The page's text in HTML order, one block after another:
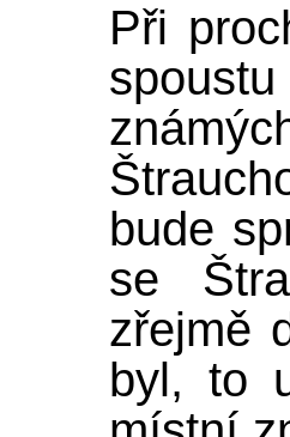
Při
bude
se
zřejmě
byl, to